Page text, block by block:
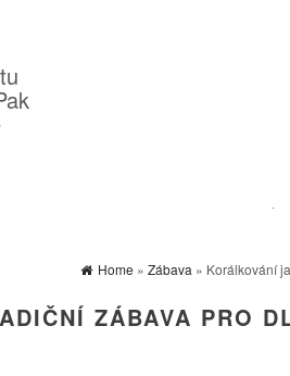
Home » Zábava » Korálkování
ZÁBAVA PRO